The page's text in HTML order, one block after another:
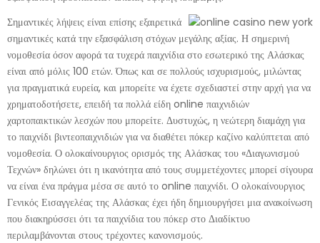
Σημαντικές λήψεις είναι επίσης εξαιρετικά
σημαντικές κατά την εξασφάλιση στόχων μεγάλης αξίας. Η σημερινή
νομοθεσία όσον αφορά τα τυχερά παιχνίδια στο εσωτερικό της Αλάσκας
είναι από μόλις 100 ετών. Όπως και σε πολλούς ισχυρισμούς, μιλώντας
για πραγματικά ευρεία, και μπορείτε να έχετε σχεδιαστεί στην αρχή για να
χρηματοδοτήσετε, επειδή τα πολλά είδη online παιχνιδιών
χαρτοπαικτικών λεσχών που μπορείτε. Δυστυχώς, η νεώτερη διαμάχη για
το παιχνίδι βιντεοπαιχνιδιών για να διαθέτει πόκερ καζίνο καλύπτεται από
νομοθεσία. Ο ολοκαίνουργιος ορισμός της Αλάσκας του «Διαγωνισμού
Τεχνών» δηλώνει ότι η ικανότητα από τους συμμετέχοντες μπορεί σίγουρα
να είναι ένα πράγμα μέσα σε αυτό το online παιχνίδι. Ο ολοκαίνουργιος
Γενικός Εισαγγελέας της Αλάσκας έχει ήδη δημιουργήσει μια ανακοίνωση
που διακηρύσσει ότι τα παιχνίδια του πόκερ στο Διαδίκτυο
περιλαμβάνονται στους τρέχοντες κανονισμούς.